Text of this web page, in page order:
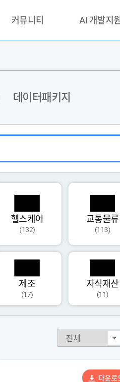
커뮤니티
활용성과 우수사례
품질가이드
AI 개발지
데이터패키지
헬스케어
(132)
교통물류
(113)
제조
(17)
지식재산
(11)
다운로